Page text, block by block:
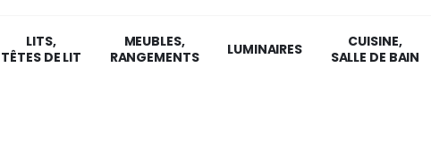
LITS,
TÊTES DE LIT
MEUBLES,
RANGEMENTS
LUMINAIRES
CUISINE,
SALLE DE BAIN